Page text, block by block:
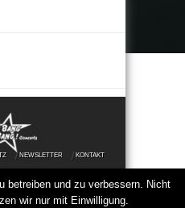
NEWSLETTER KONTAKT
| Alle Rechte
betreiben und zu verbessern. Nicht
wir nur mit Einwilligung.